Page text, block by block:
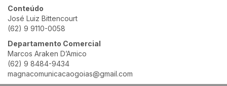
Conteúdo
José Luiz Bittencourt
(62) 9 9110-0058
Departamento Comercial
Marcos Araken D’Amico
(62) 9 8484-9434
magnacomunicacaogoias@gmail.com